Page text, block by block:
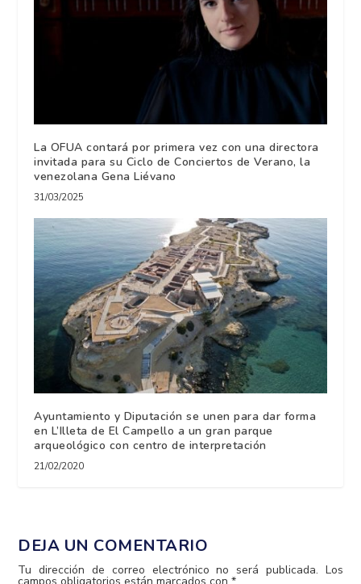
La OFUA contará por primera vez con una directora
invitada para su Ciclo de Conciertos de Verano, la
venezolana Gena Liévano
31/03/2025
Ayuntamiento y Diputación se unen para dar forma
en L’Illeta de El Campello a un gran parque
arqueológico con centro de interpretación
21/02/2020
DEJA UN COMENTARIO
Tu dirección de correo electrónico no será publicada. Los